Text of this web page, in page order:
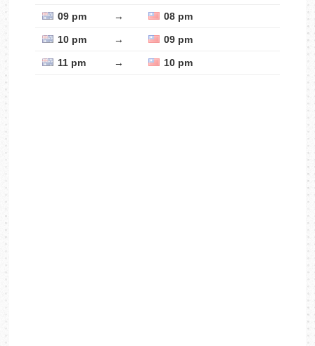
09 pm → 08 pm
10 pm → 09 pm
11 pm → 10 pm